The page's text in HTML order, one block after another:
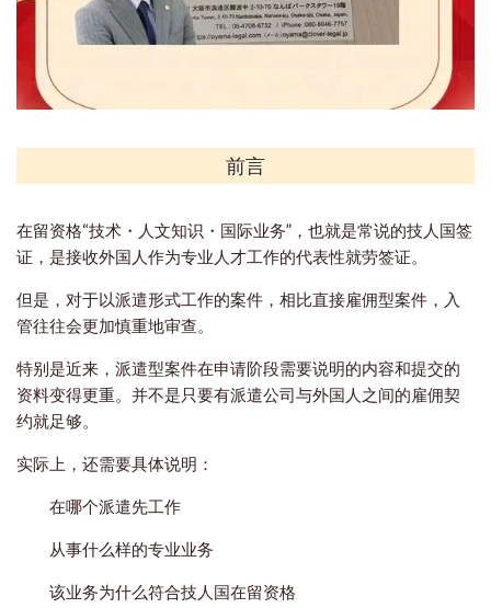
前言
在留资格“技术・人文知识・国际业务”，也就是常说的技人国签
证，是接收外国人作为专业人才工作的代表性就劳签证。
但是，对于以派遣形式工作的案件，相比直接雇佣型案件，入
管往往会更加慎重地审查。
特别是近来，派遣型案件在申请阶段需要说明的内容和提交的
资料变得更重。并不是只要有派遣公司与外国人之间的雇佣契
约就足够。
实际上，还需要具体说明：
在哪个派遣先工作
从事什么样的专业业务
该业务为什么符合技人国在留资格